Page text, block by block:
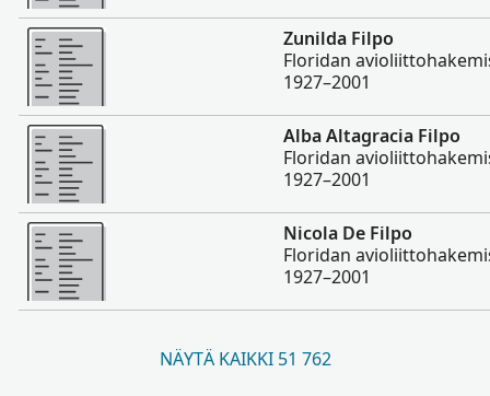
Enemmän
Zunilda Filpo
Floridan
1927–2001
Enemmän
Alba Altagracia Filpo
Floridan
1927–2001
Enemmän
Nicola De Filpo
Floridan
1927–2001
NÄYTÄ KAIKKI 51 762